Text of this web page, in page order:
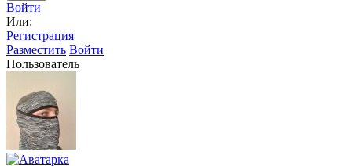
Войти
Или:
Регистрация
Разместить Войти
Пользователь